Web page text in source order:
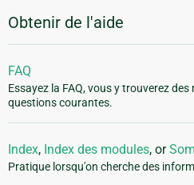
Obtenir de l'aide
FAQ
Essayez la FAQ, vous y trouverez
questions courantes.
Index, Index des modules, or
Pratique lorsqu'on cherche des